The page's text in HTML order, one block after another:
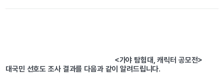
   <가야 탐험대, 캐릭터 공모전>
대국민 선호도 조사 결과를 다음과 같이 알려드립니다.